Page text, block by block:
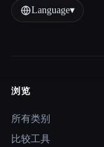
Language▾
Site
浏览
所有类别
比较工具